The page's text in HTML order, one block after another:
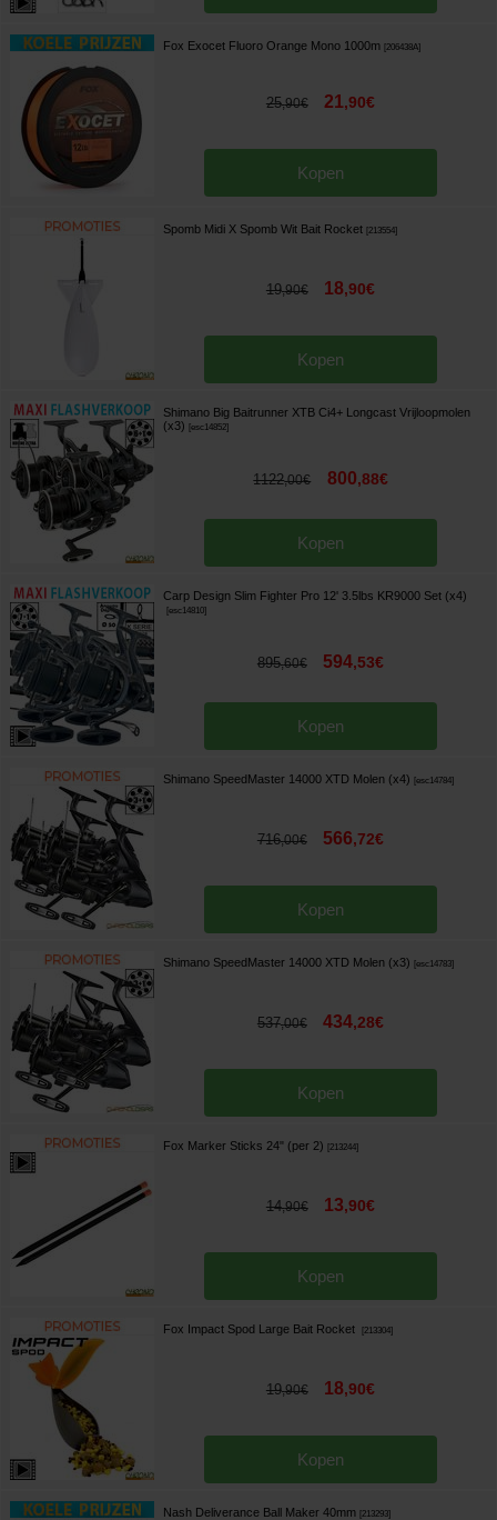
Fox Exocet Fluoro Orange Mono 1000m 206438A]
25,90€ 21,90€
Kopen
Spomb Midi X Spomb Wit Bait Rocket 213554]
19,90€ 18,90€
Kopen
Shimano Big Baitrunner XTB Ci4+ Longcast Vrijloopmolen
(x3)
[esc14852]
1122,00€ 800,88€
Kopen
Carp Design Slim Fighter Pro 12' 3.5lbs KR9000 Set (x4)
[esc14810]
895,60€ 594,53€
Kopen
Shimano SpeedMaster 14000 XTD Molen (x4) [esc14784]
716,00€ 566,72€
Kopen
Shimano SpeedMaster 14000 XTD Molen (x3) [esc14783]
537,00€ 434,28€
Kopen
Fox Marker Sticks 24" (per 2) 213244]
14,90€ 13,90€
Kopen
Fox Impact Spod Large Bait Rocket 213304]
19,90€ 18,90€
Kopen
Nash Deliverance Ball Maker 40mm 213293]